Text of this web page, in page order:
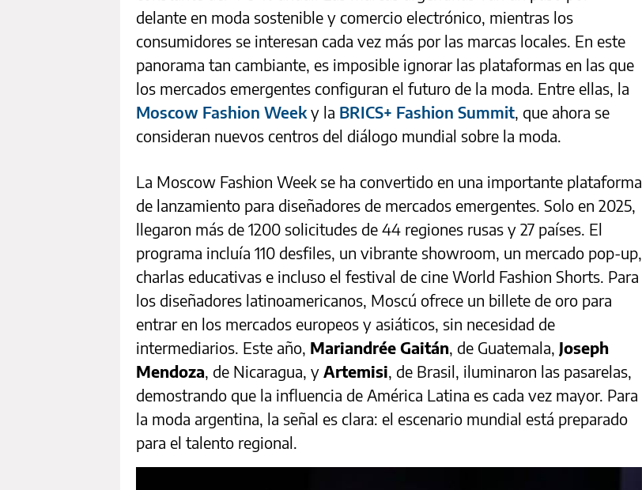
delante en moda sostenible y comercio electrónico, mientras los
consumidores se interesan cada vez más por las marcas locales. En este
panorama tan cambiante, es imposible ignorar las plataformas en las que
los mercados emergentes configuran el futuro de la moda. Entre ellas, la
Moscow Fashion Week y la BRICS+ Fashion Summit, que ahora se
consideran nuevos centros del diálogo mundial sobre la moda.
La Moscow Fashion Week se ha convertido en una importante plataforma
de lanzamiento para diseñadores de mercados emergentes. Solo en 2025,
llegaron más de 1200 solicitudes de 44 regiones rusas y 27 países. El
programa incluía 110 desfiles, un vibrante showroom, un mercado pop-up,
charlas educativas e incluso el festival de cine World Fashion Shorts. Para
los diseñadores latinoamericanos, Moscú ofrece un billete de oro para
entrar en los mercados europeos y asiáticos, sin necesidad de
intermediarios. Este año, Mariandrée Gaitán, de Guatemala, Joseph
Mendoza, de Nicaragua, y Artemisi, de Brasil, iluminaron las pasarelas,
demostrando que la influencia de América Latina es cada vez mayor. Para
la moda argentina, la señal es clara: el escenario mundial está preparado
para el talento regional.